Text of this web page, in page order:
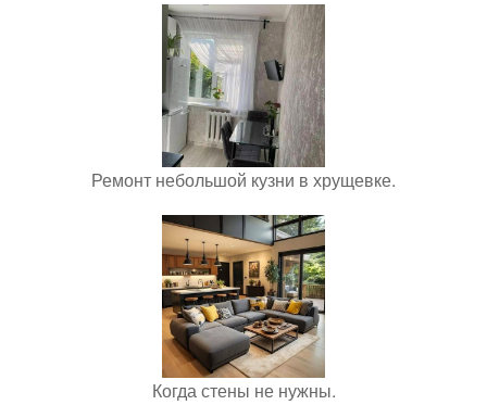
Ремонт небольшой кузни в хрущевке.
Когда стены не нужны.